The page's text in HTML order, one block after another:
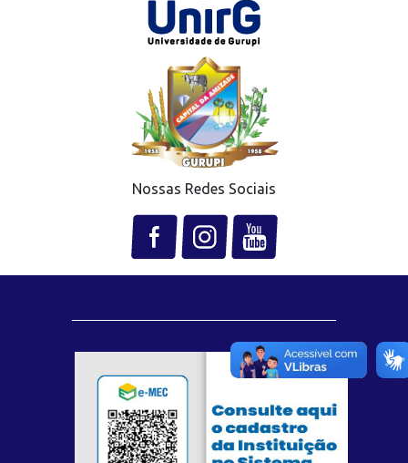
Nossas Redes Sociais